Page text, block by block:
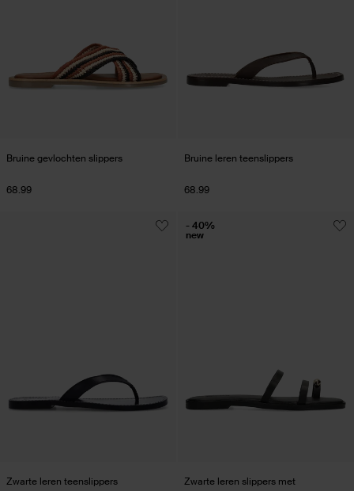
Bruine gevlochten slippers
68.99
Bruine leren teenslippers
68.99
Zwarte leren teenslippers
Zwarte leren slippers met
- 40%
new